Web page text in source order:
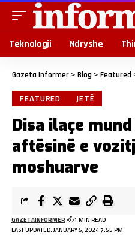
Teknologji Ndryshe
Gazeta Informer > Blog > Featured
FEATURED JETË
Disa ilaçe
aftësinë e
moshuarve
LAST UPDATED: JANUARY 5, 2024 7:55 PM
GAZETAINFORMER 1 MIN READ